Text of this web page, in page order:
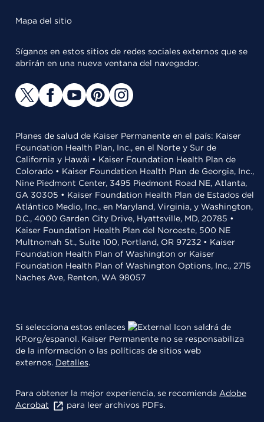
Mapa del sitio
Síganos en estos sitios de redes sociales externos que se
abrirán en una nueva ventana del navegador.
Planes de salud de Kaiser Permanente en el país: Kaiser
Foundation Health Plan, Inc., en el Norte y Sur de
California y Hawái • Kaiser Foundation Health Plan de
Colorado • Kaiser Foundation Health Plan de Georgia, Inc.,
Nine Piedmont Center, 3495 Piedmont Road NE, Atlanta,
GA 30305 • Kaiser Foundation Health Plan de Estados del
Atlántico Medio, Inc., en Maryland, Virginia, y Washington,
D.C., 4000 Garden City Drive, Hyattsville, MD, 20785 •
Kaiser Foundation Health Plan del Noroeste, 500 NE
Multnomah St., Suite 100, Portland, OR 97232 • Kaiser
Foundation Health Plan of Washington or Kaiser
Foundation Health Plan of Washington Options, Inc., 2715
Naches Ave, Renton, WA 98057
Si selecciona estos enlaces
saldrá de
KP.org/espanol. Kaiser Permanente no se responsabiliza
de la información o las políticas de sitios web
externos. Detalles.
Para obtener la mejor experiencia, se recomienda Adobe
Acrobat
para leer archivos PDFs.